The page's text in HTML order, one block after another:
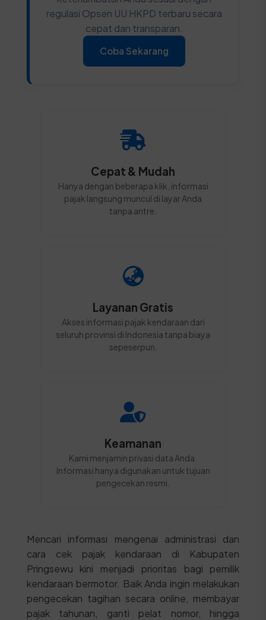
regulasi Opsen UU HKPD terbaru secara
cepat dan transparan.
Coba Sekarang
Cepat & Mudah
Hanya dengan beberapa klik, informasi
pajak langsung muncul di layar Anda
tanpa antre.
Layanan Gratis
Akses informasi pajak kendaraan dari
seluruh provinsi di Indonesia tanpa biaya
sepeserpun.
Keamanan
Kami menjamin privasi data Anda.
Informasi hanya digunakan untuk tujuan
pengecekan resmi.
Mencari informasi mengenai administrasi dan
cara cek pajak kendaraan di Kabupaten
Pringsewu kini menjadi prioritas bagi pemilik
kendaraan bermotor. Baik Anda ingin melakukan
pengecekan tagihan secara online, membayar
pajak tahunan, ganti pelat nomor, hingga